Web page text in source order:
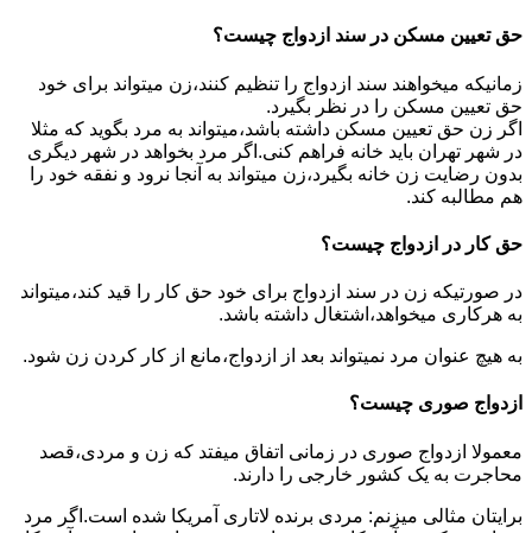
حق تعیین مسکن در سند ازدواج چیست؟
زمانیکه میخواهند سند ازدواج را تنظیم کنند،زن میتواند برای خود
حق تعیین مسکن را در نظر بگیرد.
اگر زن حق تعیین مسکن داشته باشد،میتواند به مرد بگوید که مثلا
در شهر تهران باید خانه فراهم کنی.اگر مرد بخواهد در شهر دیگری
بدون رضایت زن خانه بگیرد،زن میتواند به آنجا نرود و نفقه خود را
هم مطالبه کند.
حق کار در ازدواج چیست؟
در صورتیکه زن در سند ازدواج برای خود حق کار را قید کند،میتواند
به هرکاری میخواهد،اشتغال داشته باشد.
به هیچ عنوان مرد نمیتواند بعد از ازدواج،مانع از کار کردن زن شود.
ازدواج صوری چیست؟
معمولا ازدواج صوری در زمانی اتفاق میفتد که زن و مردی،قصد
محاجرت به یک کشور خارجی را دارند.
برایتان مثالی میزنم: مردی برنده لاتاری آمریکا شده است.اگر مرد